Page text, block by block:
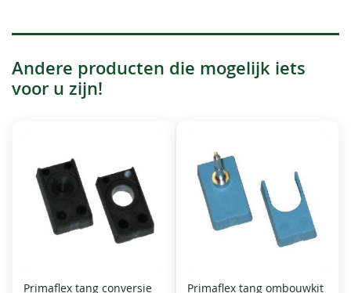
Andere producten die mogelijk iets
voor u zijn!
Primaflex tang conversie
Primaflex tang ombouwkit